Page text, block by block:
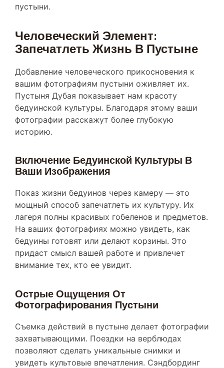
Запечатлеть Жизнь В Пустыне
вашим фотографиям пустыни оживляет их.
Пустыня Дубая показывает нам красоту
бедуинской культуры. Благодаря этому ваши
фотографии расскажут более глубокую
историю.
Ваши Изображения
мощный способ запечатлеть их культуру. Их
лагеря полны красивых гобеленов и предметов.
На ваших фотографиях можно увидеть, как
бедуины готовят или делают корзины. Это
придаст смысл вашей работе и привлечет
внимание тех, кто ее увидит.
Фотографирования Пустыни
захватывающими. Поездки на верблюдах
позволяют сделать уникальные снимки и
увидеть культовые впечатления. Сэндбординг
предлагает возможность развлечься в